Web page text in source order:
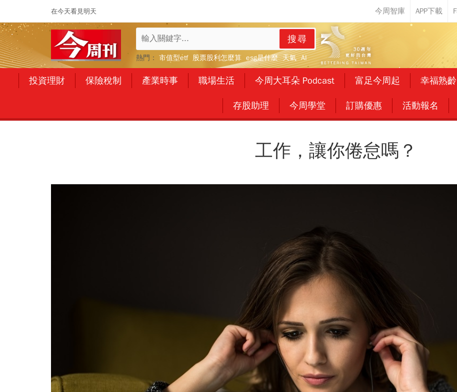
在今天看見明天
搜尋
熱門： 市值型etf 股票股利怎麼算 esg是什麼 天氣 AI
投資理財 保險稅制 產業時事 職場生活 今周大耳朵 Podcast 富足今周起 幸福熟齡
存股助理 今周學堂 訂購優惠 活動報名
工作，讓你倦怠嗎？